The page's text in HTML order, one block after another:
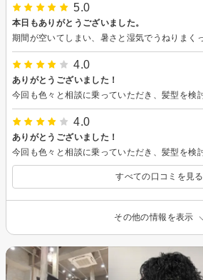
5.0
本日もありがとうございました。
4.0
ありがとうございました！
4.0
ありがとうございました！
すべての口コミを見る
その他の情報を表示